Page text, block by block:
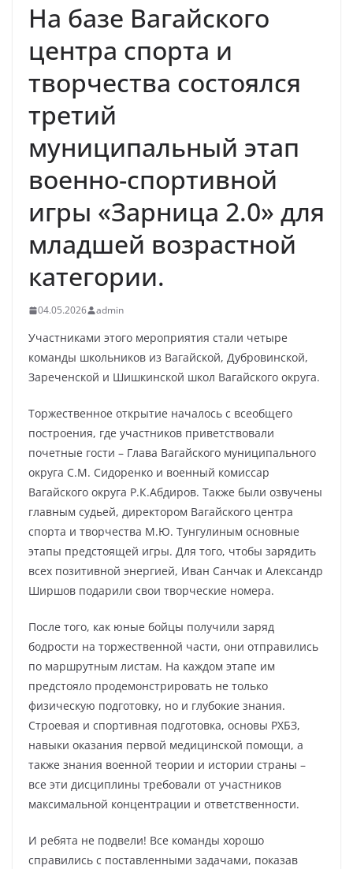
На базе Вагайского
центра спорта и
творчества состоялся
третий
муниципальный этап
военно-спортивной
игры «Зарница 2.0» для
младшей возрастной
категории.
04.05.2026 admin
Участниками этого мероприятия стали четыре
команды школьников из Вагайской, Дубровинской,
Зареченской и Шишкинской школ Вагайского округа.
Торжественное открытие началось с всеобщего
построения, где участников приветствовали
почетные гости – Глава Вагайского муниципального
округа С.М. Сидоренко и военный комиссар
Вагайского округа Р.К.Абдиров. Также были озвучены
главным судьей, директором Вагайского центра
спорта и творчества М.Ю. Тунгулиным основные
этапы предстоящей игры. Для того, чтобы зарядить
всех позитивной энергией, Иван Санчак и Александр
Ширшов подарили свои творческие номера.
После того, как юные бойцы получили заряд
бодрости на торжественной части, они отправились
по маршрутным листам. На каждом этапе им
предстояло продемонстрировать не только
физическую подготовку, но и глубокие знания.
Строевая и спортивная подготовка, основы РХБЗ,
навыки оказания первой медицинской помощи, а
также знания военной теории и истории страны –
все эти дисциплины требовали от участников
максимальной концентрации и ответственности.
И ребята не подвели! Все команды хорошо
справились с поставленными задачами, показав